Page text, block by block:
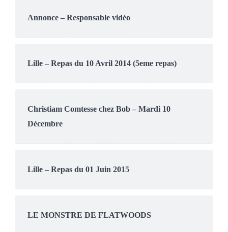
Annonce – Responsable vidéo
Lille – Repas du 10 Avril 2014 (5eme repas)
Christiam Comtesse chez Bob – Mardi 10
Décembre
Lille – Repas du 01 Juin 2015
LE MONSTRE DE FLATWOODS